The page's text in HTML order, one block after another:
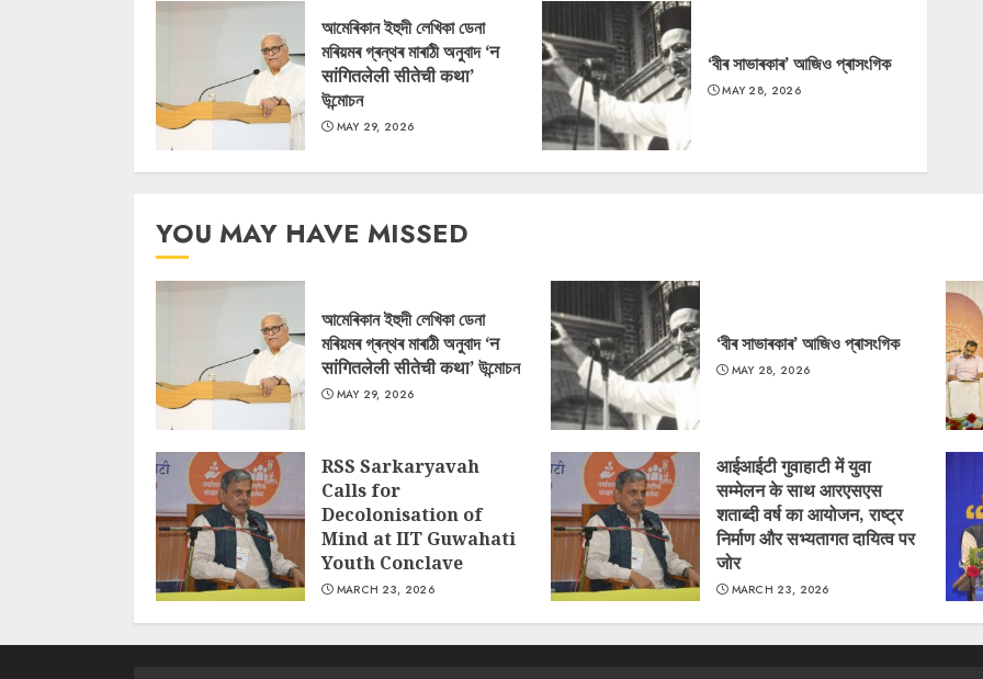
আমেৰিকান ইহুদী লেখিকা ডেনা
মৰিয়মৰ গ্ৰন্থৰ মাৰাঠী অনুবাদ ‘न
सांगितलेली सीतेची कथा’
উন্মোচন
MAY 29, 2026
‘বীৰ সাভাৰকাৰ’ আজিও প্ৰাসংগিক
MAY 28, 2026
YOU MAY HAVE MISSED
আমেৰিকান ইহুদী লেখিকা ডেনা
মৰিয়মৰ গ্ৰন্থৰ মাৰাঠী অনুবাদ ‘न
सांगितलेली सीतेची कथा’ উন্মোচন
MAY 29, 2026
‘বীৰ সাভাৰকাৰ’ আজিও প্ৰাসংগিক
MAY 28, 2026
RSS Sarkaryavah
Calls for
Decolonisation of
Mind at IIT Guwahati
Youth Conclave
MARCH 23, 2026
आईआईटी गुवाहाटी में युवा
सम्मेलन के साथ आरएसएस
शताब्दी वर्ष का आयोजन, राष्ट्र
निर्माण और सभ्यतागत दायित्व पर
जोर
MARCH 23, 2026